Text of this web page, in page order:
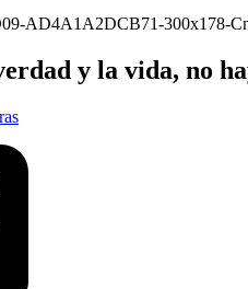
y la vida, no